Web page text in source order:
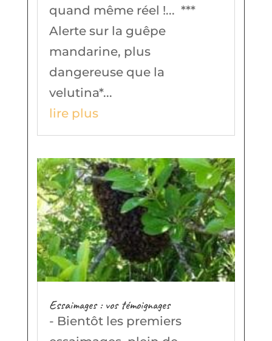
quand même réel !... ***
Alerte sur la guêpe
mandarine, plus
dangereuse que la
velutina*...
lire plus
Essaimages : vos témoignages
- Bientôt les premiers